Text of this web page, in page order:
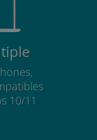
10/11